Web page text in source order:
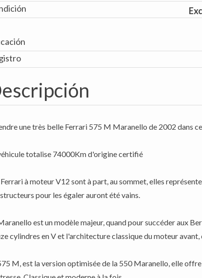
une très belle Ferrari 575 M Maranello de 2002 dans
totalise 74000Km d'origine certifié
Ferrari à moteur V12 sont à part, au sommet, elles
pour les égaler auront été vains.
est un modèle majeur, quand pour succéder aux
cylindres en V et l'architecture classique du moteur
M, est la version optimisée de la 550 Maranello, elle